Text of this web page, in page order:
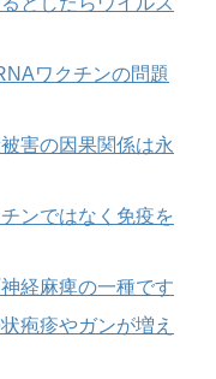
ワクチンの問題
害の因果関係は永
ンではなく免疫を
経麻痺の一種です
疱疹やガンが増え